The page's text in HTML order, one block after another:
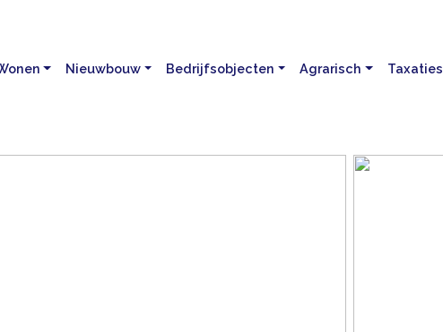
Nieuwbouw Bedrijfsobjecten Agrarisch Taxaties